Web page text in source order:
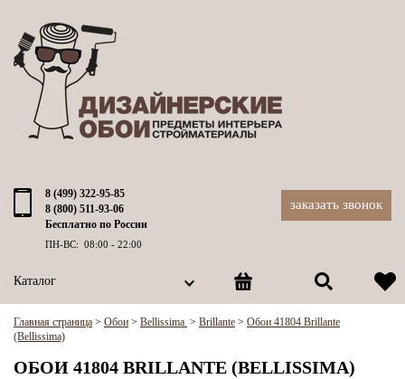
8 (499) 322-95-85
8 (800) 511-93-06
Бесплатно по России
ПН-ВС: 08:00 - 22:00
заказать звонок
Каталог
Главная страница > Обои > Bellissima > Brillante > Обои 41804 Brillante
(Bellissima)
ОБОИ 41804 BRILLANTE (BELLISSIMA)